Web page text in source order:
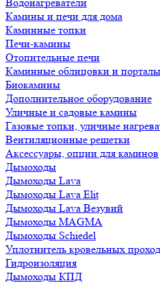
Камины и печи для дома
Каминные топки
Печи-камины
Отопительные печи
Каминные облицовки и порталы
Биокамины
Дополнительное оборудование
Уличные и садовые камины
Газовые топки, уличные
Вентиляционные решетки
Аксессуары, опции для каминов
Дымоходы
Дымоходы Lava
Дымоходы Lava Elit
Дымоходы Lava Везувий
Дымоходы MAGMA
Дымоходы Schiedel
Уплотнитель кровельных
Гидроизоляция
Дымоходы КПД